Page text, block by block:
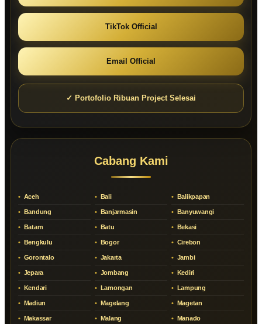
TikTok Official
Email Official
✓ Portofolio Ribuan Project Selesai
Cabang Kami
Aceh Bali Balikpapan
Bandung Banjarmasin Banyuwangi
Batam Batu Bekasi
Bengkulu Bogor Cirebon
Gorontalo Jakarta Jambi
Jepara Jombang Kediri
Kendari Lamongan Lampung
Madiun Magelang Magetan
Makassar Malang Manado